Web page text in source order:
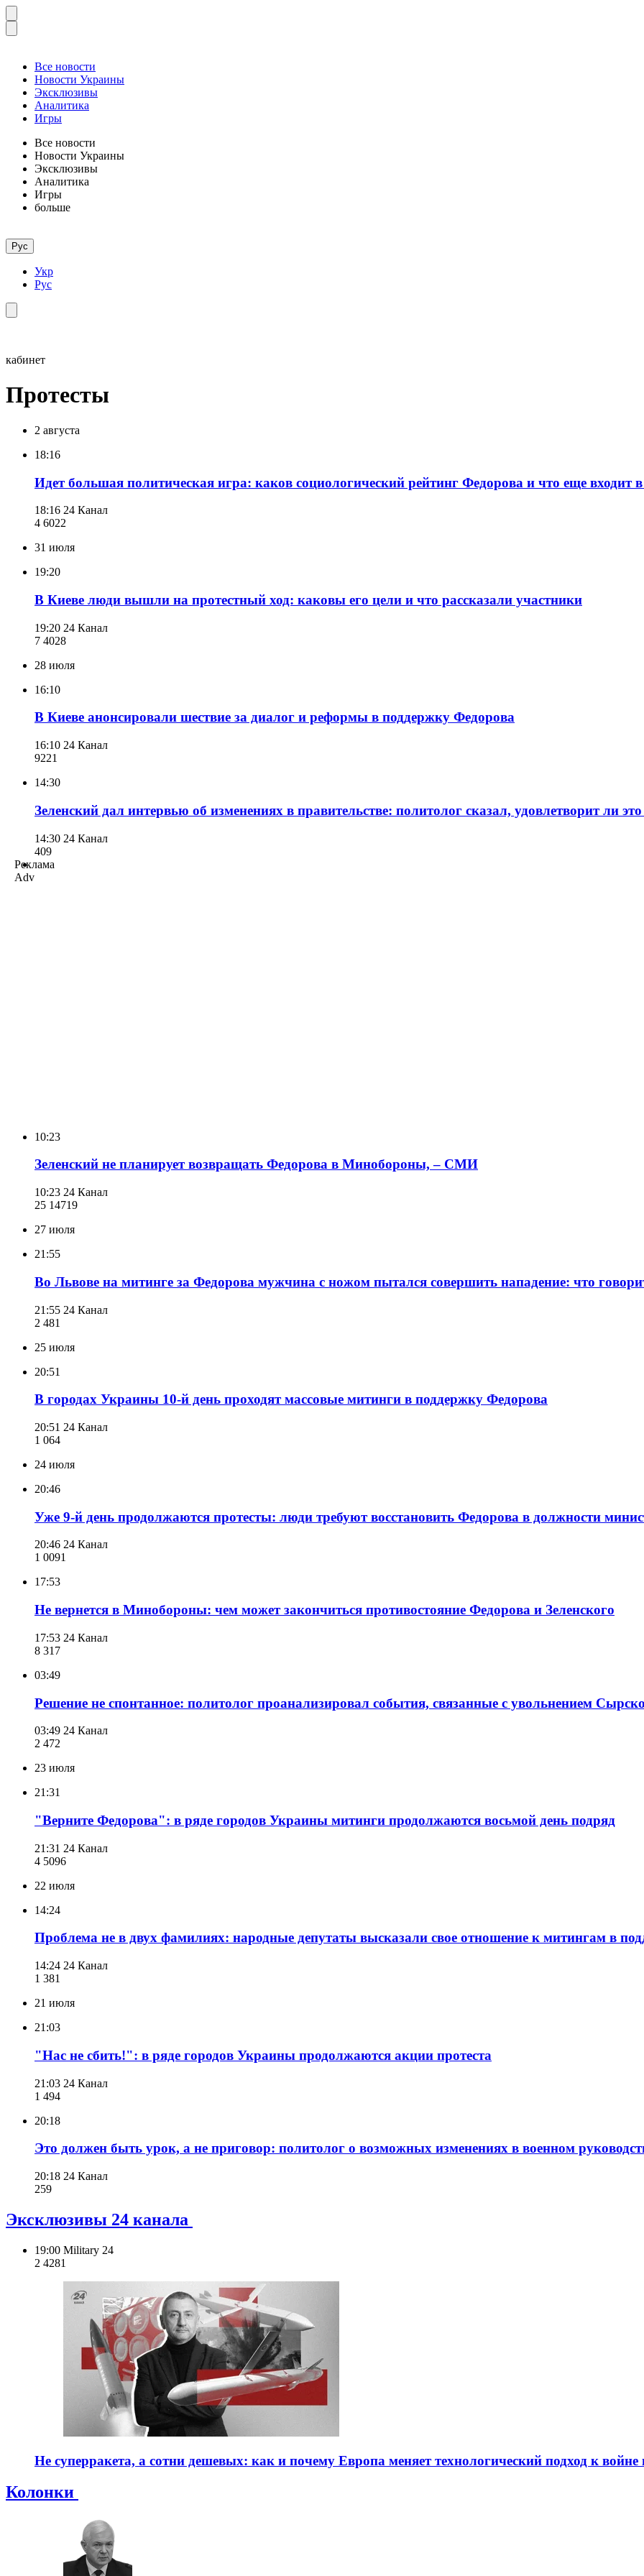
Все новости
Новости Украины
Эксклюзивы
Аналитика
Игры
Все новости
Новости Украины
Эксклюзивы
Аналитика
Игры
больше
Рус
Укр
Рус
кабинет
Протесты
2 августа
18:16
Идет большая политическая игра: каков социологический рейтинг Федорова и что еще входит
18:16 24 Канал
4 6022
31 июля
19:20
В Киеве люди вышли на протестный ход: каковы его цели и что рассказали участники
19:20 24 Канал
7 4028
28 июля
16:10
В Киеве анонсировали шествие за диалог и реформы в поддержку Федорова
16:10 24 Канал
9221
14:30
Зеленский дал интервью об изменениях в правительстве: политолог сказал, удовлетворит ли
14:30 24 Канал
409
Реклама
Adv
10:23
Зеленский не планирует возвращать Федорова в Минобороны, – СМИ
10:23 24 Канал
25 14719
27 июля
21:55
Во Львове на митинге за Федорова мужчина с ножом пытался совершить нападение: что
21:55 24 Канал
2 481
25 июля
20:51
В городах Украины 10-й день проходят массовые митинги в поддержку Федорова
20:51 24 Канал
1 064
24 июля
20:46
Уже 9-й день продолжаются протесты: люди требуют восстановить Федорова в должности
20:46 24 Канал
1 0091
17:53
Не вернется в Минобороны: чем может закончиться противостояние Федорова и Зеленского
17:53 24 Канал
8 317
03:49
Решение не спонтанное: политолог проанализировал события, связанные с увольнением
03:49 24 Канал
2 472
23 июля
21:31
"Верните Федорова": в ряде городов Украины митинги продолжаются восьмой день подряд
21:31 24 Канал
4 5096
22 июля
14:24
Проблема не в двух фамилиях: народные депутаты высказали свое отношение к митингам в
14:24 24 Канал
1 381
21 июля
21:03
"Нас не сбить!": в ряде городов Украины продолжаются акции протеста
21:03 24 Канал
1 494
20:18
Это должен быть урок, а не приговор: политолог о возможных изменениях в военном
20:18 24 Канал
259
Эксклюзивы 24 канала
19:00 Military 24
2 4281
Не суперракета, а сотни дешевых: как и почему Европа меняет технологический подход к войне
Колонки